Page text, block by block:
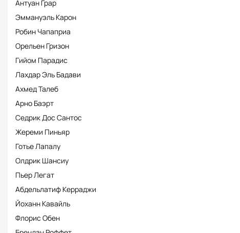
Антуан Грар
Эммануэль Карон
Робин Чапаприа
Орельен Гризон
Гийом Парадис
Лахдар Эль Бадави
Ахмед Талеб
Арно Баэрт
Седрик Дос Сантос
Жереми Пиньяр
Готье Лапалу
Олдрик Шансиу
Пьер Легат
Абдельлатиф Керраджи
Йоханн Кавайль
Флорис Обен